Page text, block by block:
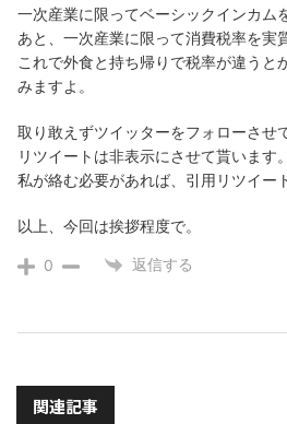
一次産業に限ってベーシックインカム
あと、一次産業に限って消費税率を実
これで外食と持ち帰りで税率が違うと
みますよ。
取り敢えずツイッターをフォローさせ
リツイートは非表示にさせて貰います。
私が絡む必要があれば、引用リツイー
以上、今回は挨拶程度で。
0 返信する
関連記事